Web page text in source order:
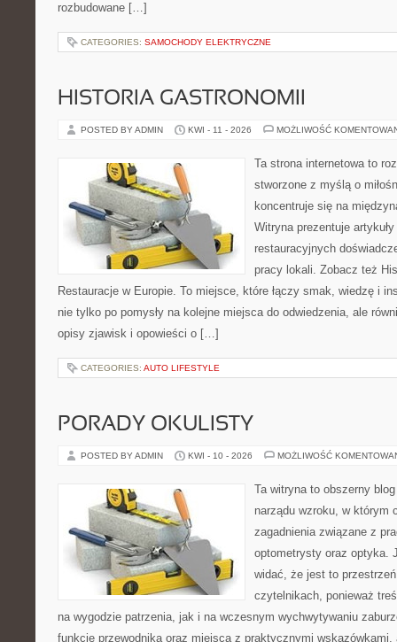
rozbudowane […]
CATEGORIES: SAMOCHODY ELEKTRYCZNE
HISTORIA GASTRONOMII
POSTED BY ADMIN KWI - 11 - 2026 MOŻLIWOŚĆ
Ta strona internetowa to
stworzone z myślą o
koncentruje się na
Witryna prezentuje
restauracyjnych
pracy lokali. Zobacz też
Restauracje w Europie. To miejsce, które łączy smak, wiedzę i
nie tylko po pomysły na kolejne miejsca do odwiedzenia, ale
opisy zjawisk i opowieści o […]
CATEGORIES: AUTO LIFESTYLE
PORADY OKULISTY
POSTED BY ADMIN KWI - 10 - 2026 MOŻLIWOŚĆ
Ta witryna to obszerny
narządu wzroku, w którym
zagadnienia związane z
optometrysty oraz optyka.
widać, że jest to
czytelnikach, ponieważ
na wygodzie patrzenia, jak i na wczesnym wychwytywaniu
funkcję przewodnika oraz miejsca z praktycznymi wskazówkami,